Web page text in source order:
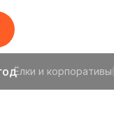
День знаний 25